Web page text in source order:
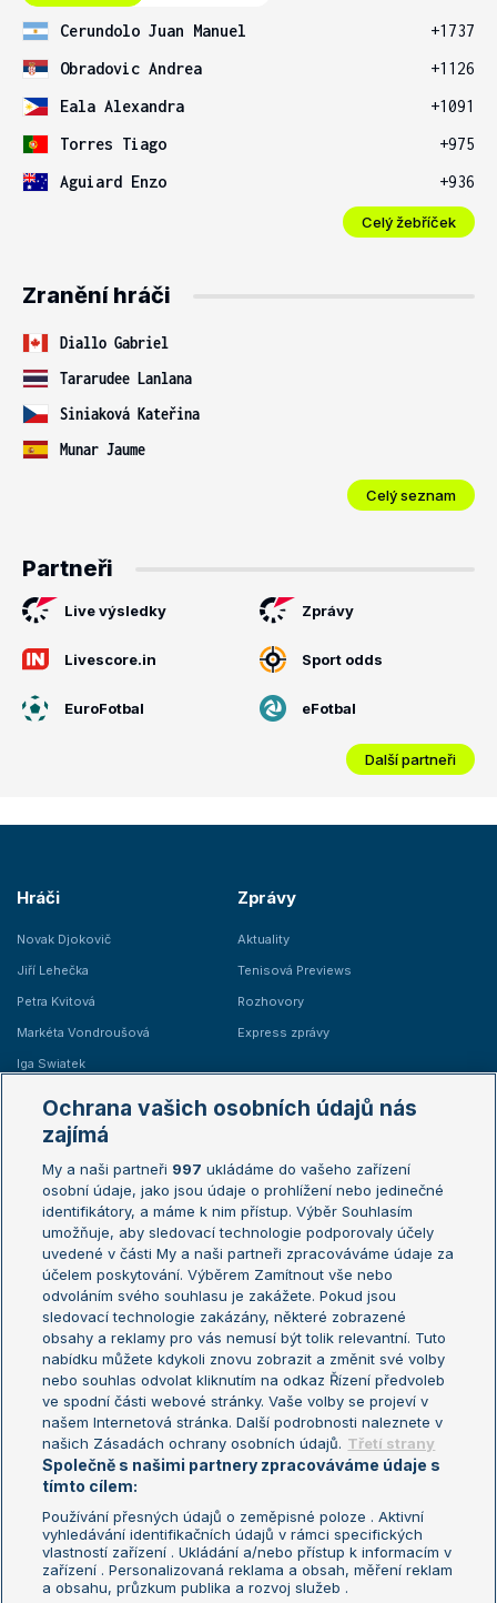
Cerundolo Juan Manuel
+1737
Obradovic Andrea
+1126
Eala Alexandra
+1091
Torres Tiago
+975
Aguiard Enzo
+936
Celý žebříček
Zranění hráči
Diallo Gabriel
Tararudee Lanlana
Siniaková Kateřina
Munar Jaume
Celý seznam
Partneři
Live výsledky Zprávy
Livescore.in Sport odds
EuroFotbal eFotbal
Další partneři
Hráči
Novak Djokovič
Jiří Lehečka
Petra Kvitová
Markéta Vondroušová
Iga Swiatek
Zprávy
Aktuality
Tenisová Previews
Rozhovory
Express zprávy
Žebříčky
Žebříček ATP (muži)
Žebříček WTA (ženy)
Sázkařský žebříček
Australian Open
French Open
Wimbledon
US Open
Turnaj mistrů
Turnaj mistryň
Aktualní trendy
Fotbalové přestupy
Livesport Daily
LS Prague Open
Podmínky užití
Nastavení soukromí
GDPR a žurnalistika
Reklama
Informace o zpracování osobních
Ochrana vašich osobních údajů nás
zajímá
My a naši partneři 997 ukládáme do vašeho zařízení
osobní údaje, jako jsou údaje o prohlížení nebo jedinečné
identifikátory, a máme k nim přístup. Výběr Souhlasím
umožňuje, aby sledovací technologie podporovaly účely
uvedené v části My a naši partneři zpracováváme údaje za
účelem poskytování. Výběrem Zamítnout vše nebo
odvoláním svého souhlasu je zakážete. Pokud jsou
sledovací technologie zakázány, některé zobrazené
obsahy a reklamy pro vás nemusí být tolik relevantní. Tuto
nabídku můžete kdykoli znovu zobrazit a změnit své volby
nebo souhlas odvolat kliknutím na odkaz Řízení předvoleb
ve spodní části webové stránky. Vaše volby se projeví v
našem Internetová stránka. Další podrobnosti naleznete v
našich Zásadách ochrany osobních údajů. Třetí strany
Společně s našimi partnery zpracováváme údaje s
tímto cílem:
Používání přesných údajů o zeměpisné poloze . Aktivní
vyhledávání identifikačních údajů v rámci specifických
vlastností zařízení . Ukládání a/nebo přístup k informacím v
zařízení . Personalizovaná reklama a obsah, měření reklam
a obsahu, průzkum publika a rozvoj služeb .